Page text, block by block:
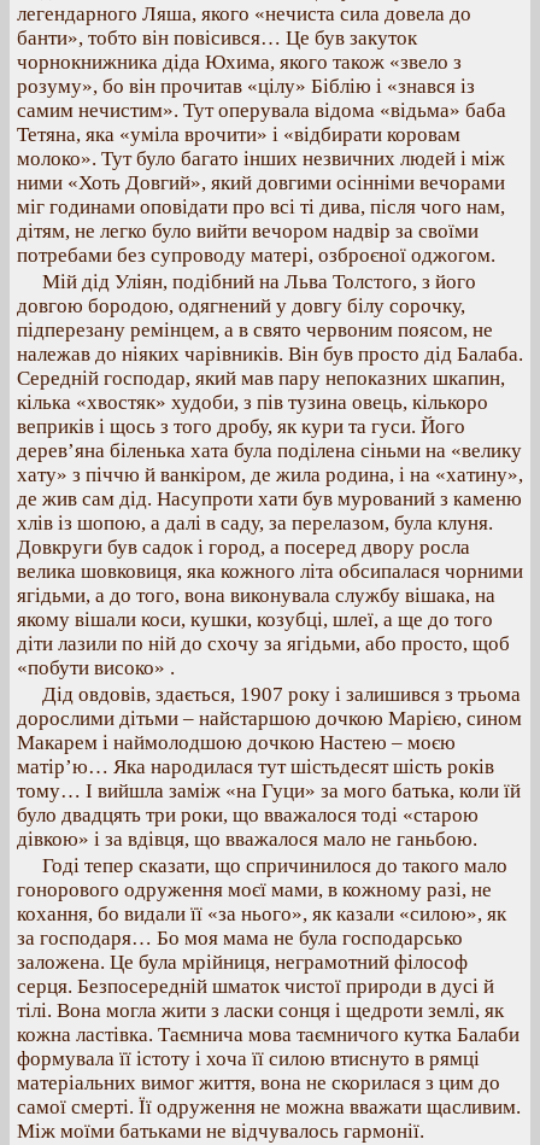
легендарного Ляша, якого «нечиста сила довела до
банти», тобто він повісився… Це був закуток
чорнокнижника діда Юхима, якого також «звело з
розуму», бо він прочитав «цілу» Біблію і «знався із
самим нечистим». Тут оперувала відома «відьма» баба
Тетяна, яка «уміла врочити» і «відбирати коровам
молоко». Тут було багато інших незвичних людей і між
ними «Хоть Довгий», який довгими осінніми вечорами
міг годинами оповідати про всі ті дива, після чого нам,
дітям, не легко було вийти вечором надвір за своїми
потребами без супроводу матері, озброєної оджогом.
Мій дід Уліян, подібний на Льва Толстого, з його
довгою бородою, одягнений у довгу білу сорочку,
підперезану ремінцем, а в свято червоним поясом, не
належав до ніяких чарівників. Він був просто дід Балаба.
Середній господар, який мав пару непоказних шкапин,
кілька «хвостяк» худоби, з пів тузина овець, кількоро
веприків і щось з того дробу, як кури та гуси. Його
дерев’яна біленька хата була поділена сіньми на «велику
хату» з піччю й ванкіром, де жила родина, і на «хатину»,
де жив сам дід. Насупроти хати був мурований з каменю
хлів із шопою, а далі в саду, за перелазом, була клуня.
Довкруги був садок і город, а посеред двору росла
велика шовковиця, яка кожного літа обсипалася чорними
ягідьми, а до того, вона виконувала службу вішака, на
якому вішали коси, кушки, козубці, шлеї, а ще до того
діти лазили по ній до схочу за ягідьми, або просто, щоб
«побути високо» .
Дід овдовів, здається, 1907 року і залишився з трьома
дорослими дітьми – найстаршою дочкою Марією, сином
Макарем і наймолодшою дочкою Настею – моєю
матір’ю… Яка народилася тут шістьдесят шість років
тому… І вийшла заміж «на Гуци» за мого батька, коли їй
було двадцять три роки, що вважалося тоді «старою
дівкою» і за вдівця, що вважалося мало не ганьбою.
Годі тепер сказати, що спричинилося до такого мало
гонорового одруження моєї мами, в кожному разі, не
кохання, бо видали її «за нього», як казали «силою», як
за господаря… Бо моя мама не була господарсько
заложена. Це була мрійниця, неграмотний філософ
серця. Безпосередній шматок чистої природи в дусі й
тілі. Вона могла жити з ласки сонця і щедроти землі, як
кожна ластівка. Таємнича мова таємничого кутка Балаби
формувала її істоту і хоча її силою втиснуто в рямці
матеріальних вимог життя, вона не скорилася з цим до
самої смерті. Її одруження не можна вважати щасливим.
Між моїми батьками не відчувалось гармонії.